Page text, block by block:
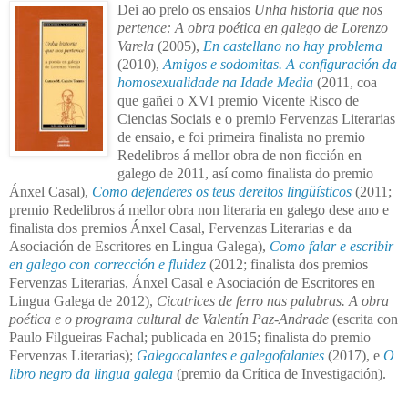
Dei ao prelo os ensaios Unha historia que nos
pertence: A obra poética en galego de Lorenzo
Varela (2005), En castellano no hay problema
(2010), Amigos e sodomitas. A configuración da
homosexualidade na Idade Media (2011, coa
que gañei o XVI premio Vicente Risco de
Ciencias Sociais e o premio Fervenzas Literarias
de ensaio, e foi primeira finalista no premio
Redelibros á mellor obra de non ficción en
galego de 2011, así como finalista do premio
Ánxel Casal), Como defenderes os teus dereitos lingüísticos (2011;
premio Redelibros á mellor obra non literaria en galego dese ano e
finalista dos premios Ánxel Casal, Fervenzas Literarias e da
Asociación de Escritores en Lingua Galega), Como falar e escribir
en galego con corrección e fluidez (2012; finalista dos premios
Fervenzas Literarias, Ánxel Casal e Asociación de Escritores en
Lingua Galega de 2012), Cicatrices de ferro nas palabras. A obra
poética e o programa cultural de Valentín Paz-Andrade (escrita con
Paulo Filgueiras Fachal; publicada en 2015; finalista do premio
Fervenzas Literarias); Galegocalantes e galegofalantes (2017), e O
libro negro da lingua galega (premio da Crítica de Investigación).